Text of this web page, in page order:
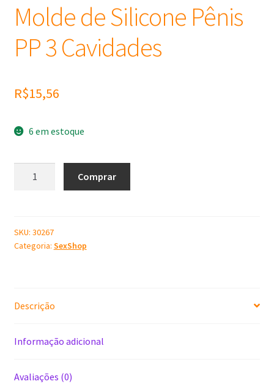
Molde de Silicone Pênis
PP 3 Cavidades
R$15,56
6 em estoque
PP
3
Comprar
SKU: 30267
Categoria: SexShop
Descrição
Informação adicional
Avaliações (0)